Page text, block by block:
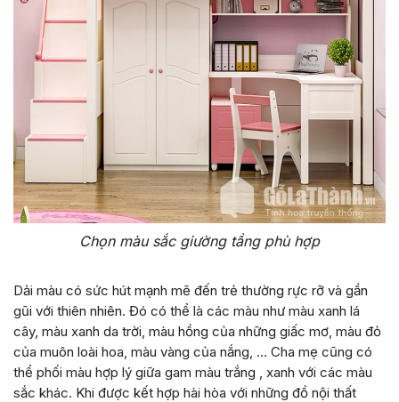
Chọn màu sắc giường tầng phù hợp
Dải màu có sức hút mạnh mẽ đến trẻ thường rực rỡ và gần
gũi với thiên nhiên. Đó có thể là các màu như màu xanh lá
cây, màu xanh da trời, màu hồng của những giấc mơ, màu đỏ
của muôn loài hoa, màu vàng của nắng, … Cha mẹ cũng có
thể phối màu hợp lý giữa gam màu trắng , xanh với các màu
sắc khác. Khi được kết hợp hài hòa với những đồ nội thất